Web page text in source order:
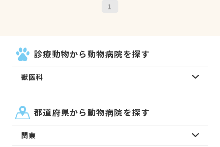
1
診療動物から動物病院を探す
獣医科
都道府県から動物病院を探す
関東